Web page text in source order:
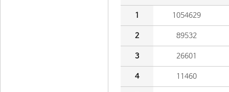
1 1054629
2 89532
3 26601
4 11460